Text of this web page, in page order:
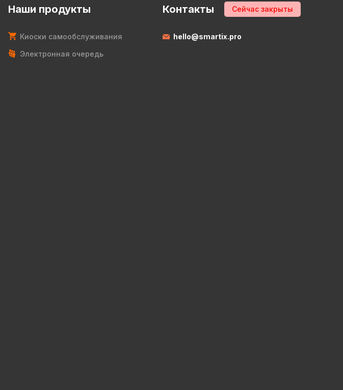
Наши продукты
Киоски самообслуживания
Электронная очередь
Контакты Сейчас закрыты
hello@smartix.pro